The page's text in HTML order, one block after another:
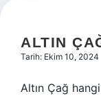
ALTIN
Tarih: Ekim 10, 2024
Altın Çağ